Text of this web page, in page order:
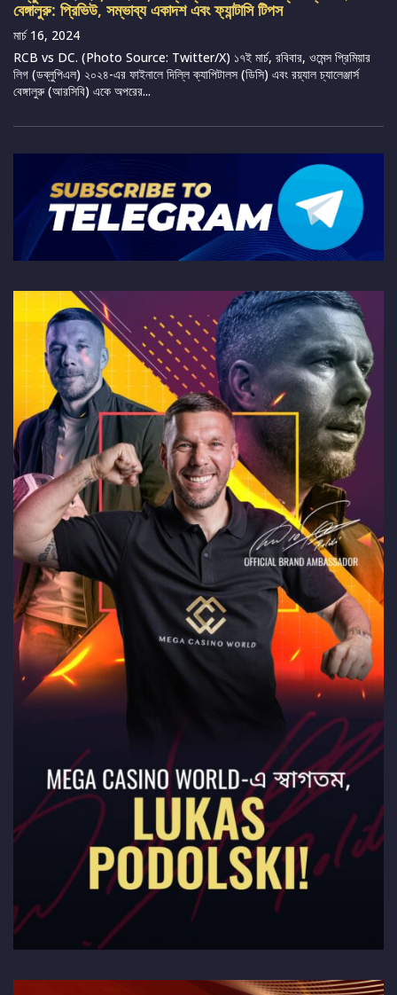
বেঙ্গালুরু: প্রিভিউ, সম্ভাব্য একাদশ এবং ফ্যান্টাসি টিপস
মার্চ 16, 2024
RCB vs DC. (Photo Source: Twitter/X) ১৭ই মার্চ, রবিবার, ওমেন্স প্রিমিয়ার
লিগ (ডব্লুপিএল) ২০২৪-এর ফাইনালে দিল্লি ক্যাপিটালস (ডিসি) এবং রয়্যাল চ্যালেঞ্জার্স
বেঙ্গালুরু (আরসিবি) একে অপরের...